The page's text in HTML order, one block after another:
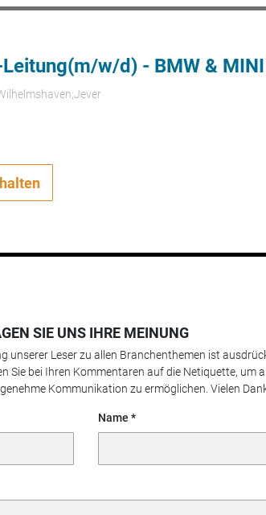
w/d) - BMW & MINI
SIE UNS IHRE MEINUNG
unserer Leser zu allen Branchenthemen ist
Sie bei Ihren Kommentaren auf die Netiquette, um
Kommunikation zu ermöglichen. Vielen
Name